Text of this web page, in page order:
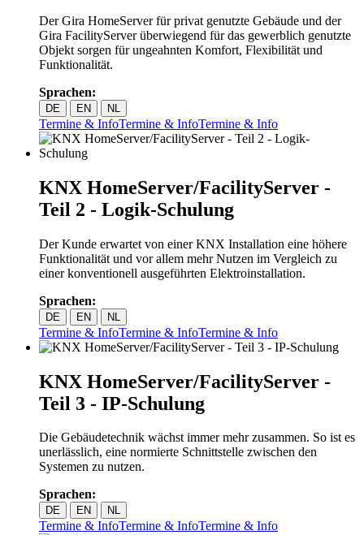
Der Gira HomeServer für privat genutzte Gebäude und der
Gira FacilityServer überwiegend für das gewerblich genutzte
Objekt sorgen für ungeahnten Komfort, Flexibilität und
Funktionalität.
Sprachen:
DE EN NL
Termine & InfoTermine & InfoTermine & Info
KNX HomeServer/FacilityServer -
Teil 2 - Logik-Schulung
Der Kunde erwartet von einer KNX Installation eine höhere
Funktionalität und vor allem mehr Nutzen im Vergleich zu
einer konventionell ausgeführten Elektroinstallation.
Sprachen:
DE EN NL
Termine & InfoTermine & InfoTermine & Info
KNX HomeServer/FacilityServer -
Teil 3 - IP-Schulung
Die Gebäudetechnik wächst immer mehr zusammen. So ist es
unerlässlich, eine normierte Schnittstelle zwischen den
Systemen zu nutzen.
Sprachen:
DE EN NL
Termine & InfoTermine & InfoTermine & Info